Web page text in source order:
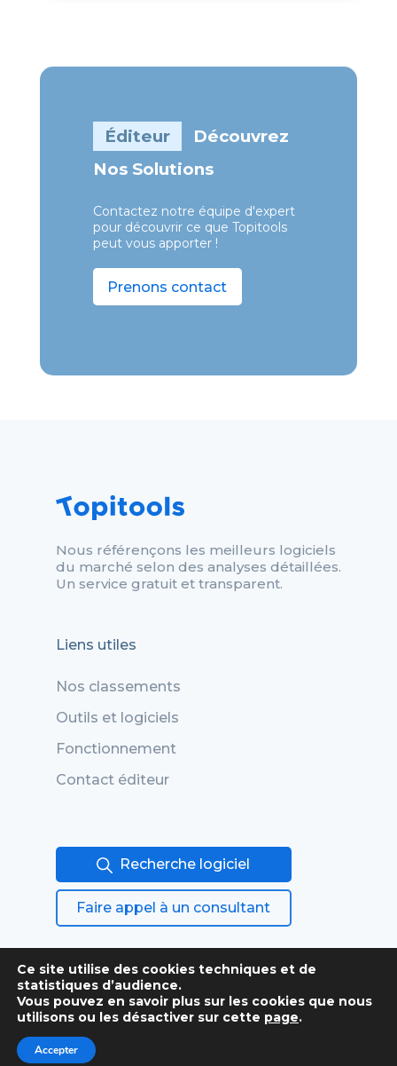
Éditeur
Découvrez
Nos Solutions
Contactez notre équipe d'expert
pour découvrir ce que Topitools
peut vous apporter !
Prenons contact
Nous référençons les meilleurs logiciels
du marché selon des analyses détaillées.
Un service gratuit et transparent.
Liens utiles
Nos classements
Outils et logiciels
Fonctionnement
Contact éditeur
Recherche logiciel
Faire appel à un consultant
Conditions générales
Mentions légales
Ce site utilise des cookies techniques et de
statistiques d’audience.
Vous pouvez en savoir plus sur les cookies que nous
utilisons ou les désactiver sur cette page.
Accepter